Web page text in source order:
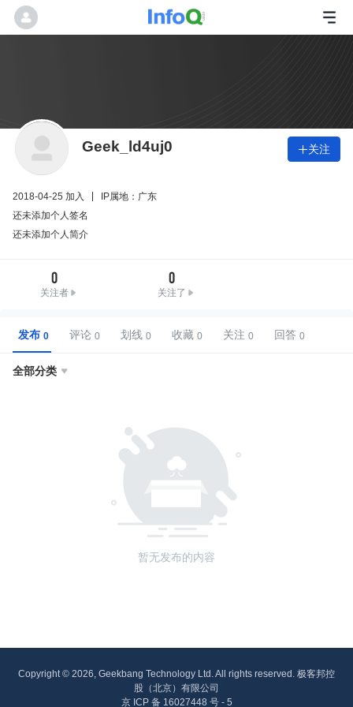
Geek_ld4uj0 关注
2018-04-25 加入
IP属地：广东
还未添加个人签名
还未添加个人简介
0
关注者
0
关注了
发布 评论 划线 收藏 关注 回答
全部分类 
暂无发布的内容
Copyright © 2026, Geekbang Technology Ltd. All rights reserved. 极客邦控
股（北京）有限公司
京 ICP 备 16027448 号 - 5